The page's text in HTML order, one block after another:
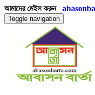
আমাদের মেইল করুন
Toggle navigation